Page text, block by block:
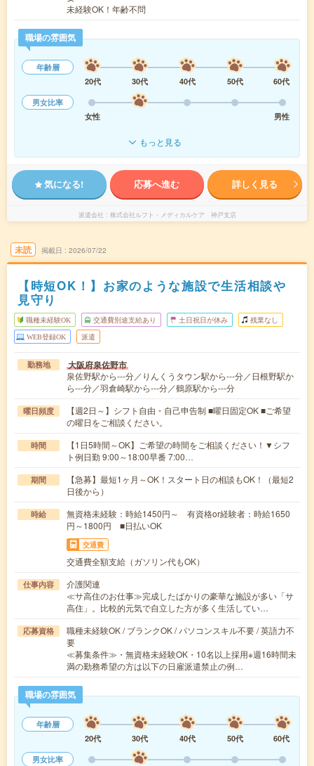
未経験OK！年齢不問
職場の雰囲気
年齢層
20代
30代 40代 50代
60代
男女比率
女性
男性
もっと見る
気になる! 応募へ進む 詳しく見る
派遣会社 株式会社ルフト・メディカルケア 神戸支店
未読 掲載日 2026/07/22
【時短OK！】お家のような施設で生活相談や
見守り
職種未経験OK 交通費別途支給あり 土日祝日が休み 残業なし
WEB登録OK 派遣
勤務地 大阪府泉佐野市
泉佐野駅から---分／りんくうタウン駅から---分／日根野駅か
ら---分／羽倉崎駅から---分／鶴原駅から---分
曜日頻度
【週2日～】シフト自由・自己申告制 ■曜日固定OK ■ご希望
の曜日をご相談ください。
時間
【1日5時間～OK】ご希望の時間をご相談ください！▼シフ
ト例日勤 9:00～18:00早番 7:00…
期間
【急募】最短1ヶ月～OK！スタート日の相談もOK！（最短2
日後から）
時給
無資格未経験：時給1450円～ 有資格or経験者：時給1650
円～1800円 ■日払いOK
交通費
交通費全額支給（ガソリン代もOK）
仕事内容
介護関連
≪サ高住のお仕事≫完成したばかりの豪華な施設が多い「サ
高住」。比較的元気で自立した方が多く生活してい…
応募資格
職種未経験OK / ブランクOK / パソコンスキル不要 / 英語力不
要
≪募集条件≫・無資格未経験OK・10名以上採用※週16時間未
満の勤務希望の方は以下の日雇派遣禁止の例…
職場の雰囲気
年齢層
20代
30代 40代 50代
60代
男女比率